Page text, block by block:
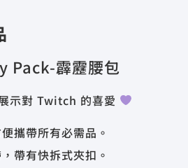
Pack-霹靂腰包
示對 Twitch 的喜愛
攜帶所有必需品。
帶有快拆式夾扣。